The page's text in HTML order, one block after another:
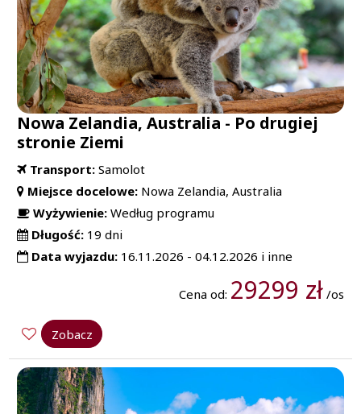
Nowa Zelandia, Australia - Po drugiej
stronie Ziemi
Transport: Samolot
Miejsce docelowe: Nowa Zelandia, Australia
Wyżywienie: Według programu
Długość: 19 dni
Data wyjazdu: 16.11.2026 - 04.12.2026 i inne
Cena od: 29299 zł/os
Zobacz